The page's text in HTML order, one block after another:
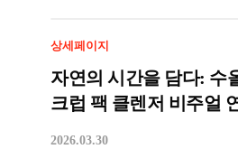
상세페이지
자연의 시간을 담다: 수
크럽 팩 클렌저 비주얼
2026.03.30